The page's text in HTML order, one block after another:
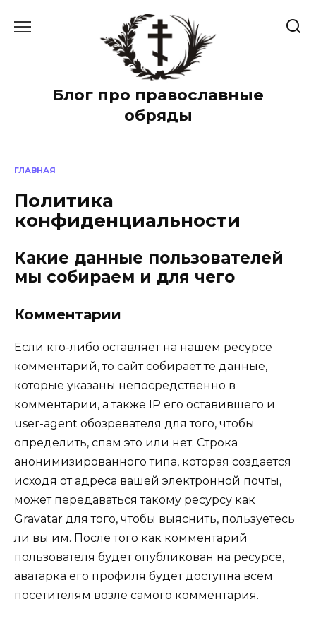
Блог про православные
обряды
ГЛАВНАЯ
Политика
конфиденциальности
Какие данные пользователей
мы собираем и для чего
Комментарии
Если кто-либо оставляет на нашем ресурсе
комментарий, то сайт собирает те данные,
которые указаны непосредственно в
комментарии, а также IP его оставившего и
user-agent обозревателя для того, чтобы
определить, спам это или нет. Строка
анонимизированного типа, которая создается
исходя от адреса вашей электронной почты,
может передаваться такому ресурсу как
Gravatar для того, чтобы выяснить, пользуетесь
ли вы им. После того как комментарий
пользователя будет опубликован на ресурсе,
аватарка его профиля будет доступна всем
посетителям возле самого комментария.